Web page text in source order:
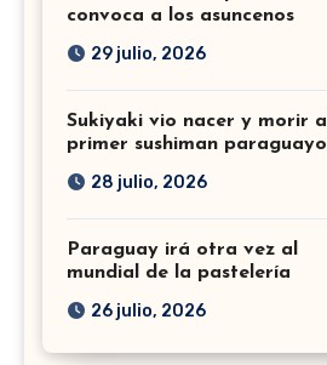
convoca a los asuncenos
29 julio, 2026
Sukiyaki vio nacer y morir al
primer sushiman paraguayo
28 julio, 2026
Paraguay irá otra vez al
mundial de la pastelería
26 julio, 2026